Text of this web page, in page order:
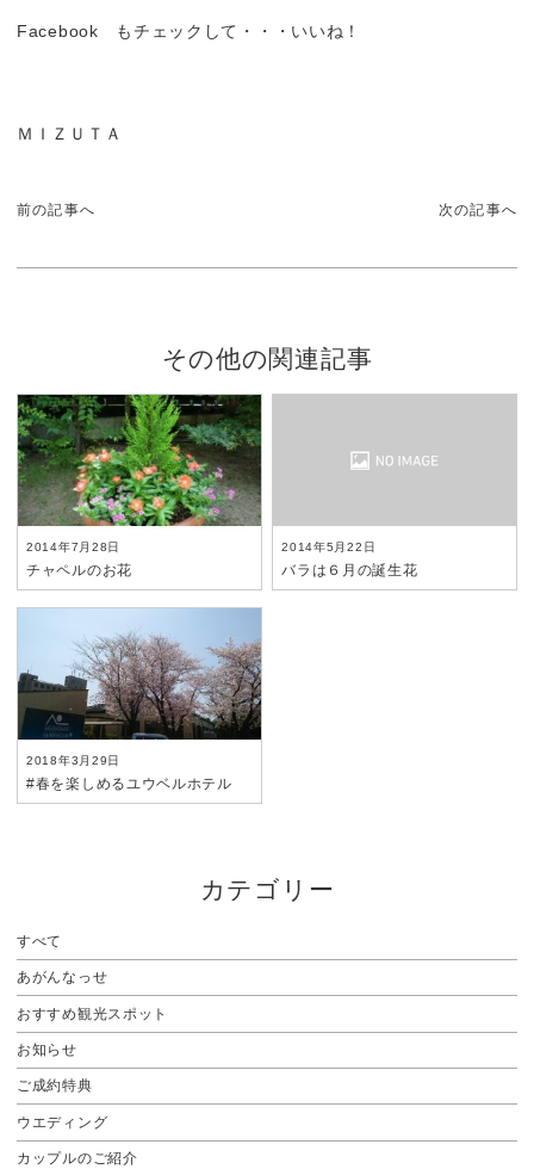
Facebook もチェックして・・・いいね！
ＭＩＺＵＴＡ
前の記事へ 次の記事へ
その他の関連記事
2014年7月28日
チャペルのお花
2014年5月22日
バラは６月の誕生花
2018年3月29日
#春を楽しめるユウベルホテル
カテゴリー
すべて
あがんなっせ
おすすめ観光スポット
お知らせ
ご成約特典
ウエディング
カップルのご紹介